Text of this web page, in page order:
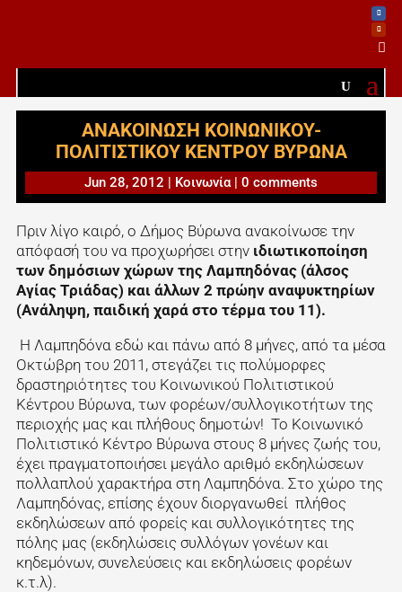

ANAKOINΩΣΗ ΚΟΙΝΩΝΙΚΟΥ-
ΠΟΛΙΤΙΣΤΙΚΟΥ ΚΕΝΤΡΟΥ ΒΥΡΩΝΑ
Jun 28, 2012 | Κοινωνία| 0 comments
Πριν λίγο καιρό, ο Δήμος Βύρωνα ανακοίνωσε την
απόφασή του να προχωρήσει στην ιδιωτικοποίηση
των δημόσιων χώρων της Λαμπηδόνας (άλσος
Αγίας Τριάδας) και άλλων 2 πρώην αναψυκτηρίων
(Ανάληψη, παιδική χαρά στο τέρμα του 11).
Η Λαμπηδόνα εδώ και πάνω από 8 μήνες, από τα μέσα
Οκτώβρη του 2011, στεγάζει τις πολύμορφες
δραστηριότητες του Κοινωνικού Πολιτιστικού
Κέντρου Βύρωνα, των φορέων/συλλογικοτήτων της
περιοχής μας και πλήθους δημοτών! Το Κοινωνικό
Πολιτιστικό Κέντρο Βύρωνα στους 8 μήνες ζωής του,
έχει πραγματοποιήσει μεγάλο αριθμό εκδηλώσεων
πολλαπλού χαρακτήρα στη Λαμπηδόνα. Στο χώρο της
Λαμπηδόνας, επίσης έχουν διοργανωθεί πλήθος
εκδηλώσεων από φορείς και συλλογικότητες της
πόλης μας (εκδηλώσεις συλλόγων γονέων και
κηδεμόνων, συνελεύσεις και εκδηλώσεις φορέων
κ.τ.λ).